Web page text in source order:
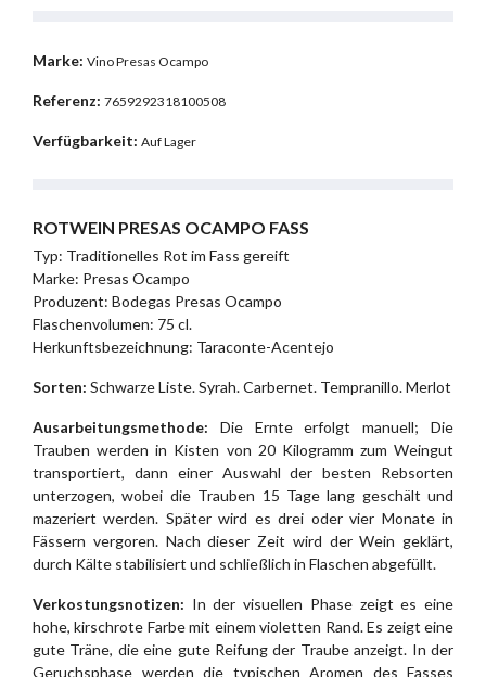
Marke: Vino Presas Ocampo
Referenz: 7659292318100508
Verfügbarkeit: Auf Lager
ROTWEIN PRESAS OCAMPO FASS
Typ: Traditionelles Rot im Fass gereift
Marke: Presas Ocampo
Produzent: Bodegas Presas Ocampo
Flaschenvolumen: 75 cl.
Herkunftsbezeichnung: Taraconte-Acentejo
Sorten: Schwarze Liste. Syrah. Carbernet. Tempranillo. Merlot
Ausarbeitungsmethode: Die Ernte erfolgt manuell; Die
Trauben werden in Kisten von 20 Kilogramm zum Weingut
transportiert, dann einer Auswahl der besten Rebsorten
unterzogen, wobei die Trauben 15 Tage lang geschält und
mazeriert werden. Später wird es drei oder vier Monate in
Fässern vergoren. Nach dieser Zeit wird der Wein geklärt,
durch Kälte stabilisiert und schließlich in Flaschen abgefüllt.
Verkostungsnotizen: In der visuellen Phase zeigt es eine
hohe, kirschrote Farbe mit einem violetten Rand. Es zeigt eine
gute Träne, die eine gute Reifung der Traube anzeigt. In der
Geruchsphase werden die typischen Aromen des Fasses